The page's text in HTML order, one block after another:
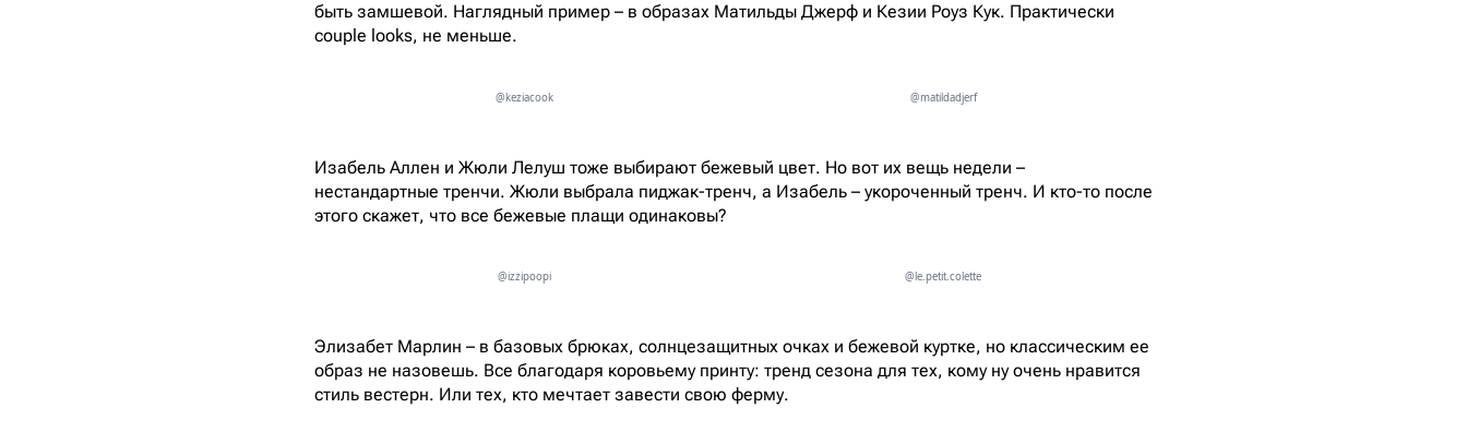
быть замшевой. Наглядный пример – в образах Матильды Джерф и Кезии Роуз Кук. Практически
couple looks, не меньше.
@keziacook @matildadjerf
Изабель Аллен и Жюли Лелуш тоже выбирают бежевый цвет. Но вот их вещь недели –
нестандартные тренчи. Жюли выбрала пиджак-тренч, а Изабель – укороченный тренч. И кто-то после
этого скажет, что все бежевые плащи одинаковы?
@izzipoopi @le.petit.colette
Элизабет Марлин – в базовых брюках, солнцезащитных очках и бежевой куртке, но классическим ее
образ не назовешь. Все благодаря коровьему принту: тренд сезона для тех, кому ну очень нравится
стиль вестерн. Или тех, кто мечтает завести свою ферму.